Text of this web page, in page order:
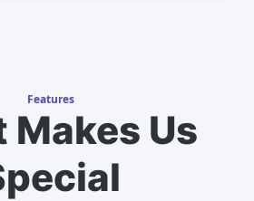
Features
Makes Us